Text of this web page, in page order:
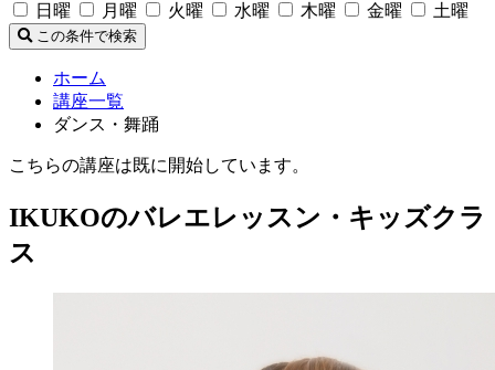
日曜
月曜 火曜 水曜 木曜 金曜 土曜
この条件で検索
ホーム
講座一覧
ダンス・舞踊
こちらの講座は既に開始しています。
IKUKOのバレエレッスン・キッズクラ
ス